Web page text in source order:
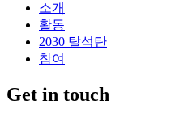
소개
활동
2030 탈석탄
참여
Get in touch